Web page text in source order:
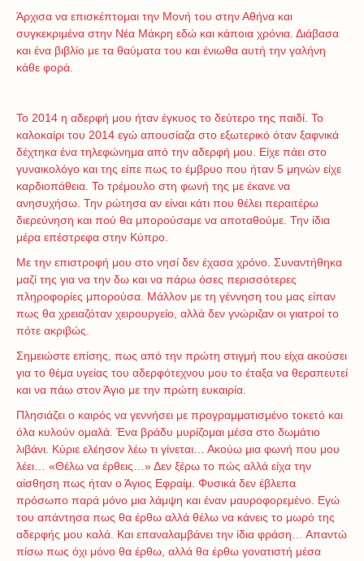
Άρχισα να επισκέπτομαι την Μονή του στην Αθήνα και
συγκεκριμένα στην Νέα Μάκρη εδώ και κάποια χρόνια. Διάβασα
και ένα βιβλίο με τα θαύματα του και ένιωθα αυτή την γαλήνη
κάθε φορά.
Το 2014 η αδερφή μου ήταν έγκυος το δεύτερο της παιδί. Το
καλοκαίρι του 2014 εγώ απουσίαζα στο εξωτερικό όταν ξαφνικά
δέχτηκα ένα τηλεφώνημα από την αδερφή μου. Είχε πάει στο
γυναικολόγο και της είπε πως το έμβρυο που ήταν 5 μηνών είχε
καρδιοπάθεια. Το τρέμουλο στη φωνή της με έκανε να
ανησυχήσω. Την ρώτησα αν είναι κάτι που θέλει περαιτέρω
διερεύνηση και πού θα μπορούσαμε να αποταθούμε. Την ίδια
μέρα επέστρεφα στην Κύπρο.
Με την επιστροφή μου στο νησί δεν έχασα χρόνο. Συναντήθηκα
μαζί της για να την δω και να πάρω όσες περισσότερες
πληροφορίες μπορούσα. Μάλλον με τη γέννηση του μας είπαν
πως θα χρειαζόταν χειρουργείο, αλλά δεν γνώριζαν οι γιατροί το
πότε ακριβώς.
Σημειώστε επίσης, πως από την πρώτη στιγμή που είχα ακούσει
για το θέμα υγείας του αδερφότεχνου μου το έταξα να θεραπευτεί
και να πάω στον Άγιο με την πρώτη ευκαιρία.
Πλησιάζει ο καιρός να γεννήσει με προγραμματισμένο τοκετό και
όλα κυλούν ομαλά. Ένα βράδυ μυρίζομαι μέσα στο δωμάτιο
λιβάνι. Κύριε ελέησον λέω τι γίνεται… Ακούω μια φωνή που μου
λέει… «Θέλω να έρθεις…» Δεν ξέρω το πώς αλλά είχα την
αίσθηση πως ήταν ο Άγιος Εφραίμ. Φυσικά δεν έβλεπα
πρόσωπο παρά μόνο μια λάμψη και έναν μαυροφορεμένο. Εγώ
του απάντησα πως θα έρθω αλλά θέλω να κάνεις το μωρό της
αδερφής μου καλά. Και επαναλαμβάνει την ίδια φράση… Απαντώ
πίσω πως όχι μόνο θα έρθω, αλλά θα έρθω γονατιστή μέσα